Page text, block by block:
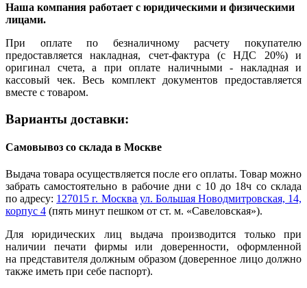
Наша компания работает с юридическими и физическими
лицами.
При оплате по безналичному расчету покупателю
предоставляется накладная, счет-фактура (с НДС 20%) и
оригинал счета, а при оплате наличными - накладная и
кассовый чек. Весь комплект документов предоставляется
вместе с товаром.
Варианты доставки:
Самовывоз со склада в Москве
Выдача товара осуществляется после его оплаты. Товар можно
забрать самостоятельно в рабочие дни с 10 до 18ч со склада
по адресу: 127015 г. Москва ул. Большая Новодмитровская, 14,
корпус 4 (пять минут пешком от ст. м. «Савеловская»).
Для юридических лиц выдача производится только при
наличии печати фирмы или доверенности, оформленной
на представителя должным образом (доверенное лицо должно
также иметь при себе паспорт).